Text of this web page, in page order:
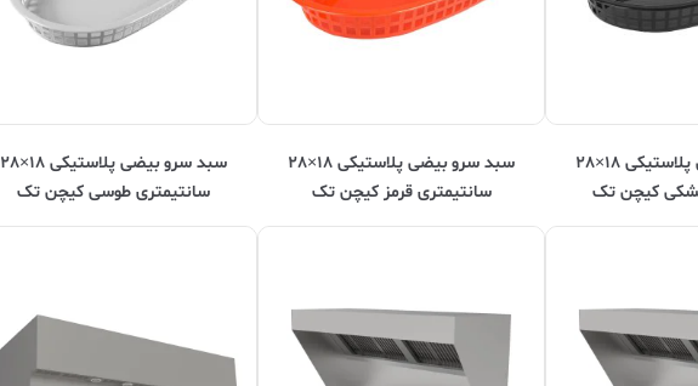
سبد سرو بیضی پلاستیکی ۱۸×۲۸
کیچن تک
سبد سرو بیضی پلاستیکی ۱۸×۲۸
سانتیمتری قرمز کیچن تک
سبد سرو بیضی پلاستیکی ۱۸×۲۸
سانتیمتری طوسی کیچن تک